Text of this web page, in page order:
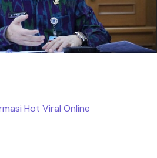
Hot Viral Online